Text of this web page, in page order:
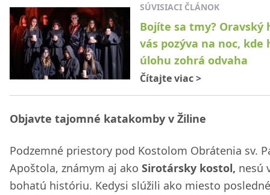
SÚVISIACI ČLÁNOK
Bojíte sa tmy? Oravský
vás pozýva na noc, kde
úlohu zohrá odvaha
Čítajte viac>
Objavte tajomné katakomby v Žiline
Podzemné priestory pod Kostolom Obrátenia sv.
Apoštola, známym aj ako Sirotársky kostol, nesú
bohatú históriu. Kedysi slúžili ako miesto